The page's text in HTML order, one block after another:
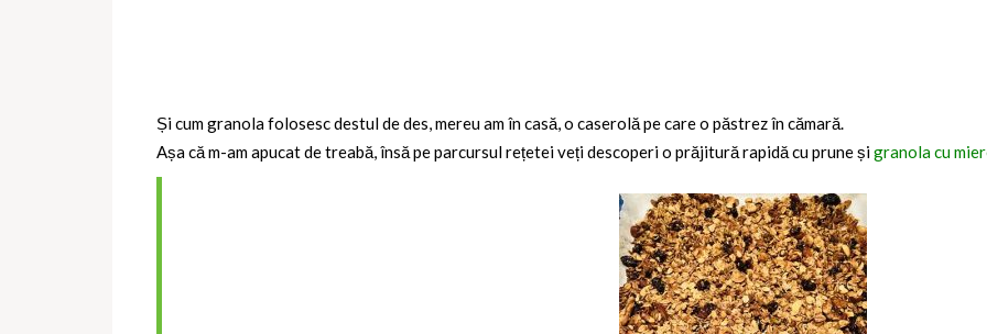
Și cum granola folosesc destul de des, mereu am în casă, o caserolă pe care o păstrez în cămară.
Așa că m-am apucat de treabă, însă pe parcursul rețetei veți descoperi o prăjitură rapidă cu prune șigranola cu